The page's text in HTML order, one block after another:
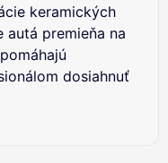
keramických
autá premieňa na
dosiahnuť